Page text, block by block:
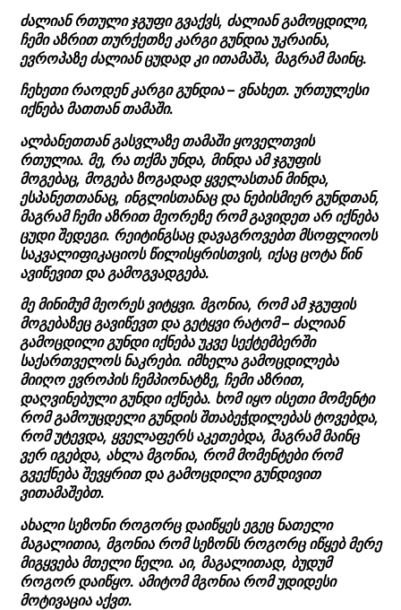
ძალიან რთული ჯგუფი გვაქვს, ძალიან გამოცდილი,
ჩემი აზრით თურქეთზე კარგი გუნდია უკრაინა,
ევროპაზე ძალიან ცუდად კი ითამაშა, მაგრამ მაინც.
ჩეხეთი რაოდენ კარგი გუნდია – ვნახეთ. ურთულესი
იქნება მათთან თამაში.
ალბანეთთან გასვლაზე თამაში ყოველთვის
რთულია. მე, რა თქმა უნდა, მინდა ამ ჯგუფის
მოგებაც, მოგება ზოგადად ყველასთან მინდა,
ესპანეთთანაც, ინგლისთანაც და ნებისმიერ გუნდთან,
მაგრამ ჩემი აზრით მეორეზე რომ გავიდეთ არ იქნება
ცუდი შედეგი. რეიტინგსაც დავაგროვებთ მსოფლიოს
საკვალიფიკაციოს წილისყრისთვის, იქაც ცოტა წინ
ავიწევით და გამოგვადგება.
მე მინიმუმ მეორეს ვიტყვი. მგონია, რომ ამ ჯგუფის
მოგებაზეც გავიწევთ და გეტყვი რატომ – ძალიან
გამოცდილი გუნდი იქნება უკვე სექტემბერში
საქართველოს ნაკრები. იმხელა გამოცდილება
მიიღო ევროპის ჩემპიონატზე, ჩემი აზრით,
დაღვინებული გუნდი იქნება. ხომ იყო ისეთი მომენტი
რომ გამოუცდელი გუნდის შთაბეჭდილებას ტოვებდა,
რომ უტევდა, ყველაფერს აკეთებდა, მაგრამ მაინც
ვერ იგებდა, ახლა მგონია, რომ მომენტები რომ
გვექნება შევყრით და გამოცდილი გუნდივით
ვითამაშებთ.
ახალი სეზონი როგორც დაიწყეს ეგეც ნათელი
მაგალითია, მგონია რომ სეზონს როგორც იწყებ მერე
მიგყვება მთელი წელი. აი, მაგალითად, ბუდუმ
როგორ დაიწყო. ამიტომ მგონია რომ უდიდესი
მოტივაცია აქვთ.